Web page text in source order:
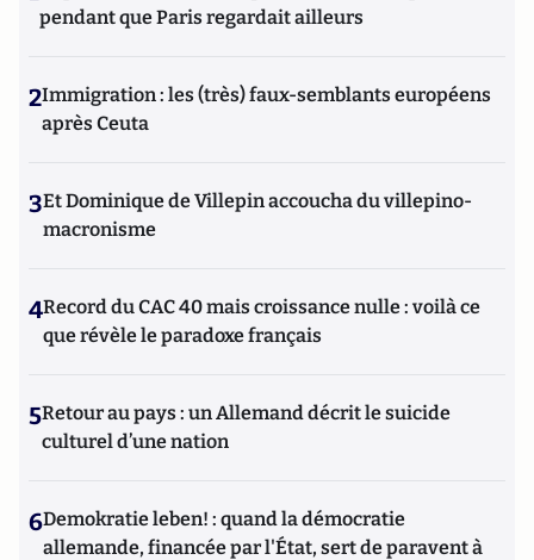
pendant que Paris regardait ailleurs
2Immigration : les (très) faux-semblants européens
après Ceuta
3Et Dominique de Villepin accoucha du villepino-
macronisme
4Record du CAC 40 mais croissance nulle : voilà ce
que révèle le paradoxe français
5Retour au pays : un Allemand décrit le suicide
culturel d’une nation
6Demokratie leben! : quand la démocratie
allemande, financée par l'État, sert de paravent à